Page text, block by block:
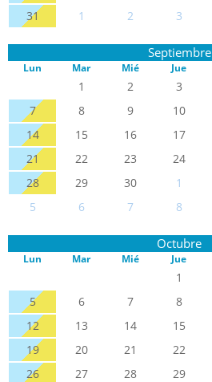
31
1 2 3
Septiembre
Lun Mar Mié Jue
1 2 3
7
8 9 10
14
15 16 17
21
22 23 24
28
29 30 1
5
6 7 8
Octubre
Lun Mar Mié Jue
1
5
6 7 8
12
13 14 15
19
20 21 22
26
27 28 29